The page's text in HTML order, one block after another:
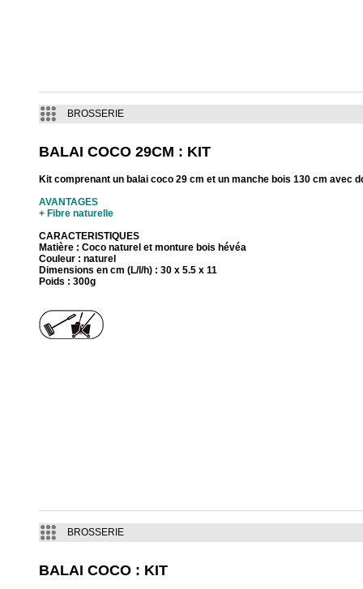
BROSSERIE
BALAI COCO 29CM : KIT
Kit comprenant un balai coco 29 cm et un manche bois 130 cm avec
AVANTAGES
+ Fibre naturelle
CARACTERISTIQUES
Matière : Coco naturel et monture bois hévéa
Couleur : naturel
Dimensions en cm (L/l/h) : 30 x 5.5 x 11
Poids : 300g
BROSSERIE
BALAI COCO : KIT